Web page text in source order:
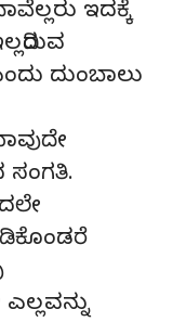
ಇದಕ್ಕೆ
ದುಂಬಾಲು
ಸಂಗತಿ.